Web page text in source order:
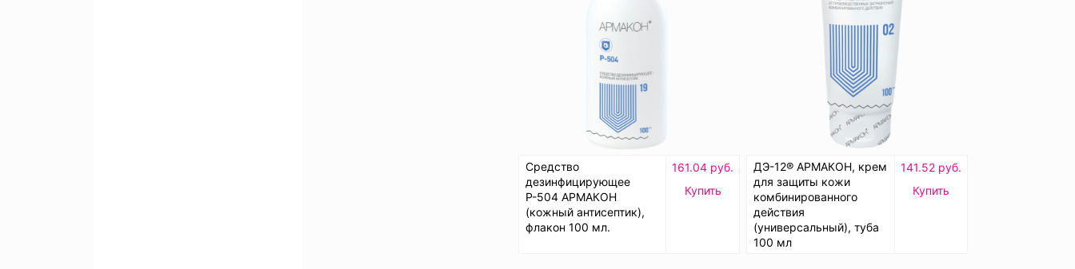
Средство
дезинфицирующее
Р-504 АРМАКОН
(кожный антисептик),
флакон 100 мл.
161.04 руб.
Купить
ДЭ-12® АРМАКОН, крем
для защиты кожи
комбинированного
действия
(универсальный), туба
100 мл
141.52 руб.
Купить